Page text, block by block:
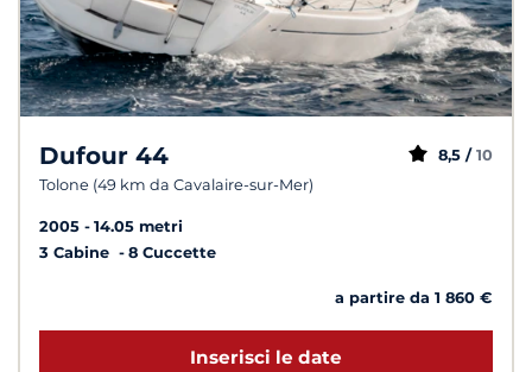
Dufour 44
Tolone (49 km da Cavalaire-sur-Mer)
8,5 / 10
2005
14.05 metri
3 Cabine
8 Cuccette
a partire da 1 860 €
Inserisci le date